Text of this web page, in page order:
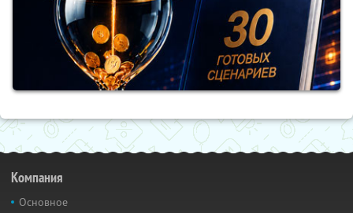
Компания
Основное